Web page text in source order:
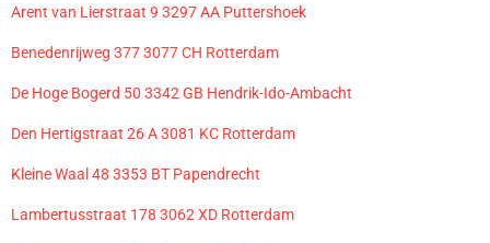
Arent van Lierstraat 9 3297 AA Puttershoek
Benedenrijweg 377 3077 CH Rotterdam
De Hoge Bogerd 50 3342 GB Hendrik-Ido-Ambacht
Den Hertigstraat 26 A 3081 KC Rotterdam
Kleine Waal 48 3353 BT Papendrecht
Lambertusstraat 178 3062 XD Rotterdam